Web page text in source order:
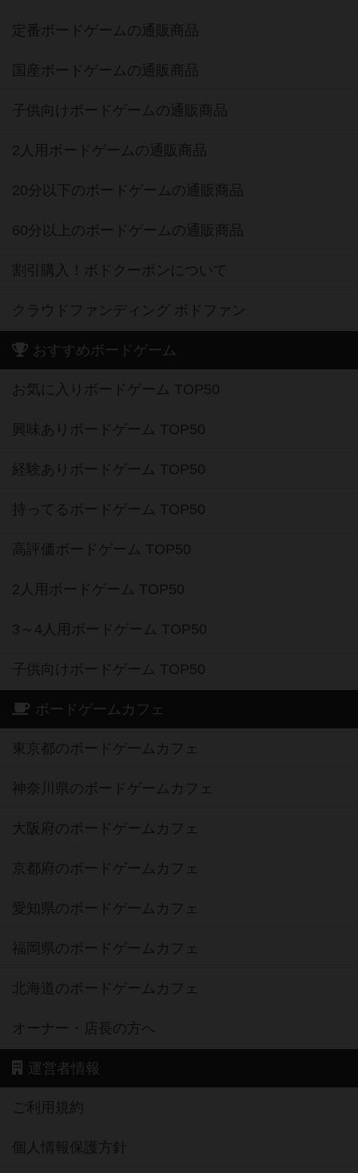
定番ボードゲームの通販商品
国産ボードゲームの通販商品
子供向けボードゲームの通販商品
2人用ボードゲームの通販商品
20分以下のボードゲームの通販商品
60分以上のボードゲームの通販商品
割引購入！ボドクーポンについて
クラウドファンディング ボドファン
おすすめボードゲーム
お気に入りボードゲーム TOP50
興味ありボードゲーム TOP50
経験ありボードゲーム TOP50
持ってるボードゲーム TOP50
高評価ボードゲーム TOP50
2人用ボードゲーム TOP50
3～4人用ボードゲーム TOP50
子供向けボードゲーム TOP50
ボードゲームカフェ
東京都のボードゲームカフェ
神奈川県のボードゲームカフェ
大阪府のボードゲームカフェ
京都府のボードゲームカフェ
愛知県のボードゲームカフェ
福岡県のボードゲームカフェ
北海道のボードゲームカフェ
オーナー・店長の方へ
運営者情報
ご利用規約
個人情報保護方針